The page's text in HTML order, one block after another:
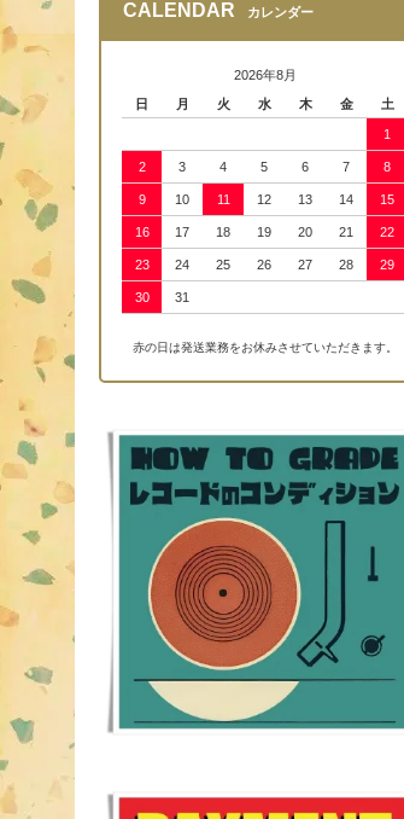
CALENDAR カレンダー
2026年8月
日
月 火 水 木 金 土
1
2 3 4 5 6 7 8
9 10 11 12 13 14 15
16 17 18 19 20 21 22
23 24 25 26 27 28 29
30 31
赤の日は発送業務をお休みさせていただきます。